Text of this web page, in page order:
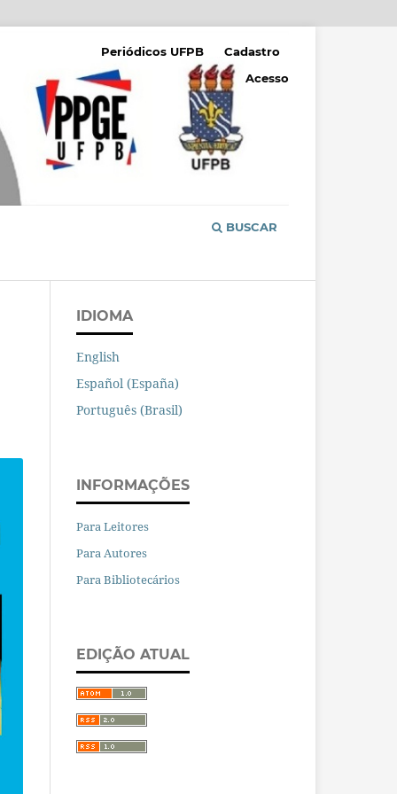
BUSCAR
Periódicos UFPB
Cadastro
Acesso
IDIOMA
English
Español (España)
Português (Brasil)
INFORMAÇÕES
Para Leitores
Para Autores
Para Bibliotecários
EDIÇÃO ATUAL